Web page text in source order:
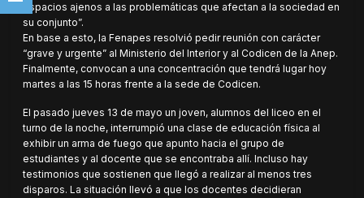
espacios ajenos a las problemáticas que afectan a la sociedad en
su conjunto”.
En base a esto, la Fenapes resolvió pedir reunión con carácter
“grave y urgente” al Ministerio del Interior y al Codicen de la Anep.
Finalmente, convocan a una concentración que tendrá lugar hoy
martes a las 15 horas frente a la sede de Codicen.
El pasado jueves 13 de mayo un joven, alumnos del liceo en el
turno de la noche, interrumpió una clase de educación física al
exhibir un arma de fuego que apunto hacia el grupo de
estudiantes y al docente que se encontraba allí. Incluso hay
testimonios que sostienen que llegó a realizar al menos tres
disparos. La situación llevó a que los docentes decidieran